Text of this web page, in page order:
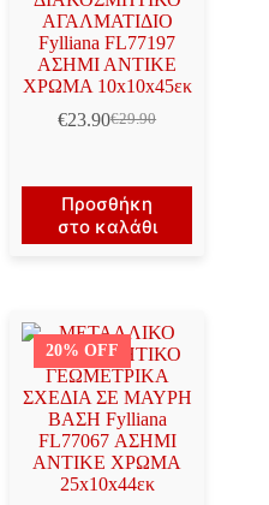
ΑΓΑΛΜΑΤΙΔΙΟ
Fylliana FL77197
ΑΣΗΜΙ ΑΝΤΙΚΕ
ΧΡΩΜΑ 10x10x45εκ
€29.90
Original
€29.90.
€23.90Η
είναι:
€23.90.
Προσθήκη
στο καλάθι
20% OFF